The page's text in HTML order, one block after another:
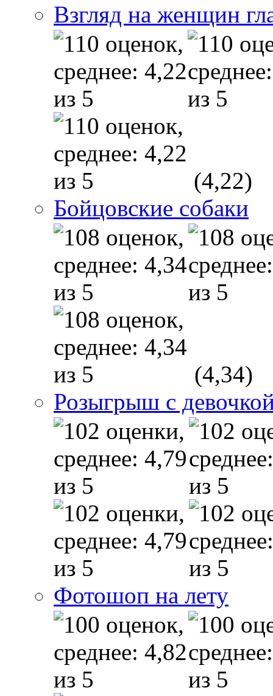
Взгляд на женщин
(4,22)
Бойцовские собаки
(4,34)
Розыгрыш с
Фотошоп на лету